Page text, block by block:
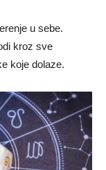
u sebe.
kroz sve
koje dolaze.